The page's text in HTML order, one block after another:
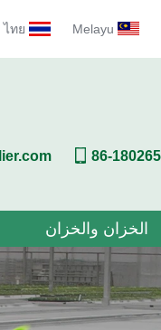
Melayu
ไทย
الخزان والخزان